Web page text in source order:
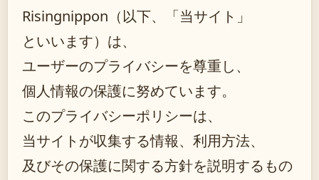
Risingnippon（以下、「当サイト」
といいます）は、
ユーザーのプライバシーを尊重し、
個人情報の保護に努めています。
このプライバシーポリシーは、
当サイトが収集する情報、利用方法、
及びその保護に関する方針を説明するもの